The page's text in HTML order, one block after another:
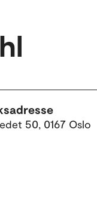
50, 0167 Oslo